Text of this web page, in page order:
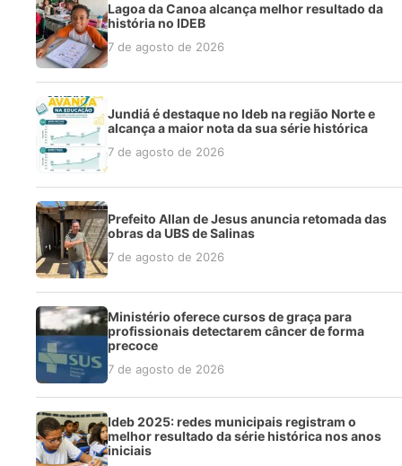
Lagoa da Canoa alcança melhor resultado da
história no IDEB
7 de agosto de 2026
Jundiá é destaque no Ideb na região Norte e
alcança a maior nota da sua série histórica
7 de agosto de 2026
Prefeito Allan de Jesus anuncia retomada das
obras da UBS de Salinas
7 de agosto de 2026
Ministério oferece cursos de graça para
profissionais detectarem câncer de forma
precoce
7 de agosto de 2026
Ideb 2025: redes municipais registram o
melhor resultado da série histórica nos anos
iniciais